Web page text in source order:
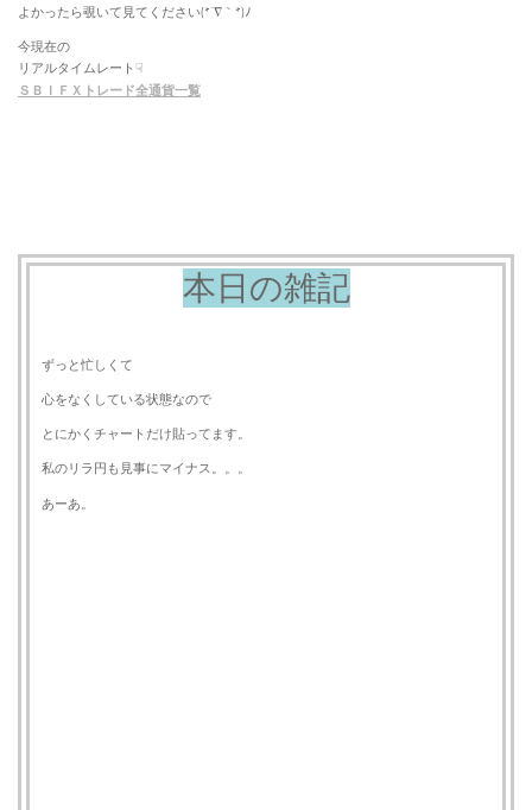
よかったら覗いて見てください(*´∇｀*)ﾉ
今現在の
リアルタイムレート☟
ＳＢＩＦＸトレード全通貨一覧
本日の雑記
ずっと忙しくて
心をなくしている状態なので
とにかくチャートだけ貼ってます。
私のリラ円も見事にマイナス。。。
あーあ。